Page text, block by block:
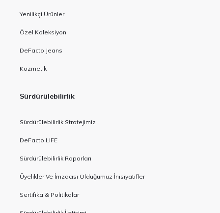
Yenilikçi Ürünler
Özel Koleksiyon
DeFacto Jeans
Kozmetik
Sürdürülebilirlik
Sürdürülebilirlik Stratejimiz
DeFacto LIFE
Sürdürülebilirlik Raporları
Üyelikler Ve İmzacısı Olduğumuz İnisiyatifler
Sertifika & Politikalar